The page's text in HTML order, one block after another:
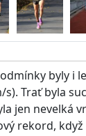
byly i
Trať byla
jen nevelká
rekord,